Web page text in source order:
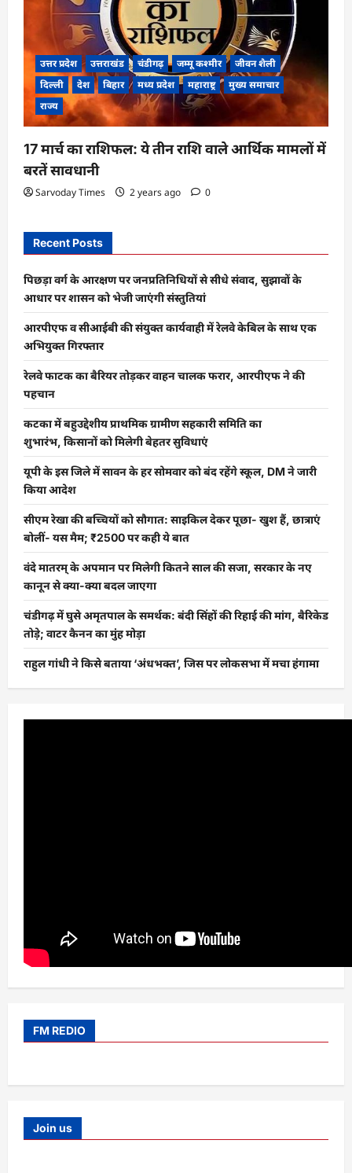
उत्तर प्रदेश उत्तराखंड चंडीगढ़ जम्मू कश्मीर
जीवन शैली
दिल्ली
देश बिहार मध्य प्रदेश महाराष्ट्र
मुख्य समाचार
राज्य
17 मार्च का राशिफल: ये तीन राशि वाले आर्थिक मामलों में
बरतें सावधानी
Sarvoday Times 2 years ago 0
Recent Posts
पिछड़ा वर्ग के आरक्षण पर जनप्रतिनिधियों से सीधे संवाद, सुझावों के
आधार पर शासन को भेजी जाएंगी संस्तुतियां
आरपीएफ व सीआईबी की संयुक्त कार्यवाही में रेलवे केबिल के साथ एक
अभियुक्त गिरफ्तार
रेलवे फाटक का बैरियर तोड़कर वाहन चालक फरार, आरपीएफ ने की
पहचान
कटका में बहुउद्देशीय प्राथमिक ग्रामीण सहकारी समिति का
शुभारंभ, किसानों को मिलेगी बेहतर सुविधाएं
यूपी के इस जिले में सावन के हर सोमवार को बंद रहेंगे स्कूल, DM ने जारी
किया आदेश
सीएम रेखा की बच्चियों को सौगात: साइकिल देकर पूछा- खुश हैं, छात्राएं
बोलीं- यस मैम; ₹2500 पर कही ये बात
वंदे मातरम् के अपमान पर मिलेगी कितने साल की सजा, सरकार के नए
कानून से क्या-क्या बदल जाएगा
चंडीगढ़ में घुसे अमृतपाल के समर्थक: बंदी सिंहों की रिहाई की मांग, बैरिकेड
तोड़े; वाटर कैनन का मुंह मोड़ा
राहुल गांधी ने किसे बताया ‘अंधभक्त’, जिस पर लोकसभा में मचा हंगामा
FM REDIO
Join us